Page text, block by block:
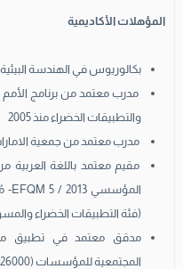
المؤهلات الأكاديمية
بكالوريوس في الهندسة البيئية
والتطبيقات الخضراء منذ 2005
مدرب معتمد من جمعية الامارات
مقيم معتمد باللغة العربية
(فئة التطبيقات الخضراء
مدقق معتمد في تطبيق
المجتمعية للمؤسسات (26000 ISO) و (8000 SA)